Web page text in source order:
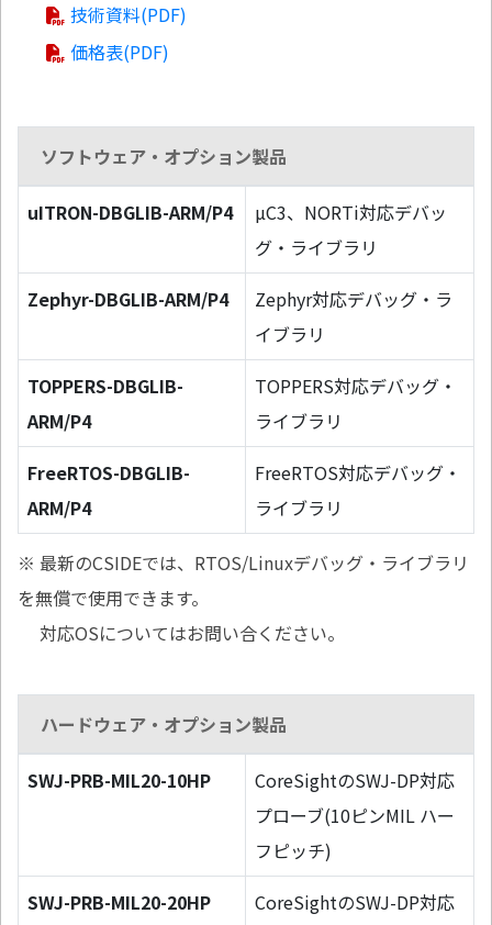
技術資料(PDF)
価格表(PDF)
ソフトウェア・オプション製品
uITRON-DBGLIB-ARM/P4
µC3、NORTi対応デバッ
グ・ライブラリ
Zephyr-DBGLIB-ARM/P4
Zephyr対応デバッグ・ラ
イブラリ
TOPPERS-DBGLIB-
ARM/P4
TOPPERS対応デバッグ・
ライブラリ
FreeRTOS-DBGLIB-
ARM/P4
FreeRTOS対応デバッグ・
ライブラリ
※ 最新のCSIDEでは、RTOS/Linuxデバッグ・ライブラリ
を無償で使用できます。
対応OSについてはお問い合ください。
ハードウェア・オプション製品
SWJ-PRB-MIL20-10HP
CoreSightのSWJ-DP対応
プローブ(10ピンMIL ハー
フピッチ)
SWJ-PRB-MIL20-20HP
CoreSightのSWJ-DP対応